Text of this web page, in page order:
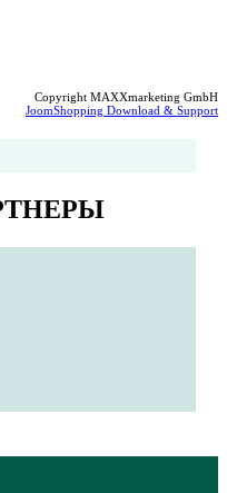
Copyright MAXXmarketing GmbH
JoomShopping Download & Support